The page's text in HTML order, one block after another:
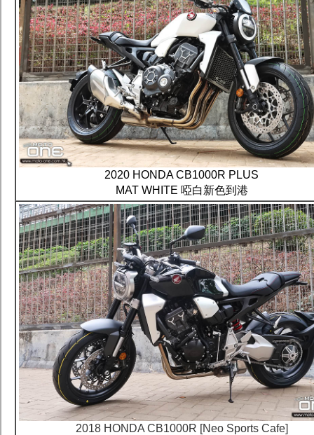
2020 HONDA CB1000R PLUS
MAT WHITE 啞白新色到港
2018 HONDA CB1000R [Neo Sports Cafe]